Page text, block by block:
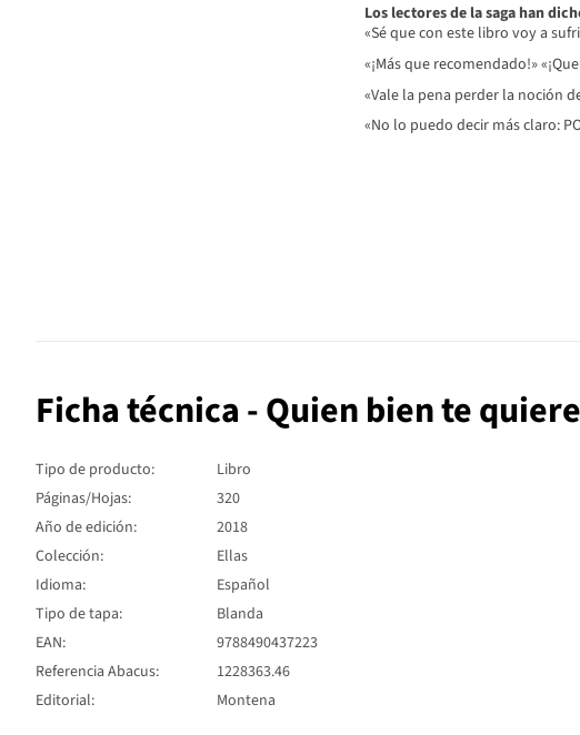
Los lectores de la saga han
«Sé que con este libro voy a
«¡Más que recomendado!»
«Vale la pena perder la noción
«No lo puedo decir más claro:
Ficha técnica - Quien bien te
Tipo de producto:
Libro
Páginas/Hojas:
320
Año de edición:
2018
Colección:
Ellas
Idioma:
Español
Tipo de tapa:
Blanda
EAN:
9788490437223
Referencia Abacus:
1228363.46
Editorial:
Montena